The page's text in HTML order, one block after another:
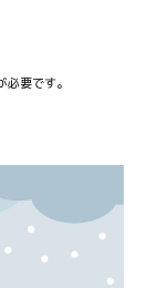
要です。